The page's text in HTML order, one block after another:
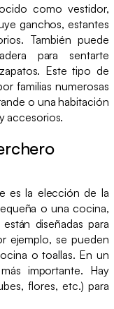
como vestidor,
ganchos, estantes
También puede
para sentarte
Este tipo de
familias numerosas
o una habitación
accesorios.
es la elección de la
o una cocina,
diseñadas para
ejemplo, se pueden
o toallas. En un
importante. Hay
flores, etc.) para